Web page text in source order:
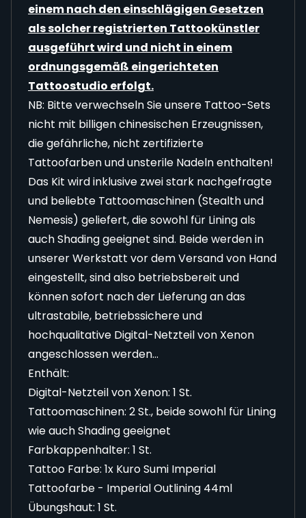
einem nach den einschlägigen Gesetzen
als solcher registrierten Tattookünstler
ausgeführt wird und nicht in einem
ordnungsgemäß eingerichteten
Tattoostudio erfolgt.
NB: Bitte verwechseln Sie unsere Tattoo-Sets
nicht mit billigen chinesischen Erzeugnissen,
die gefährliche, nicht zertifizierte
Tattoofarben und unsterile Nadeln enthalten!
Das Kit wird inklusive zwei stark nachgefragte
und beliebte Tattoomaschinen (Stealth und
Nemesis) geliefert, die sowohl für Lining als
auch Shading geeignet sind. Beide werden in
unserer Werkstatt vor dem Versand von Hand
eingestellt, sind also betriebsbereit und
können sofort nach der Lieferung an das
ultrastabile, betriebssichere und
hochqualitative Digital-Netzteil von Xenon
angeschlossen werden...
Enthält:
Digital-Netzteil von Xenon: 1 St.
Tattoomaschinen: 2 St., beide sowohl für Lining
wie auch Shading geeignet
Farbkappenhalter: 1 St.
Tattoo Farbe: 1x Kuro Sumi Imperial
Tattoofarbe - Imperial Outlining 44ml
Übungshaut: 1 St.